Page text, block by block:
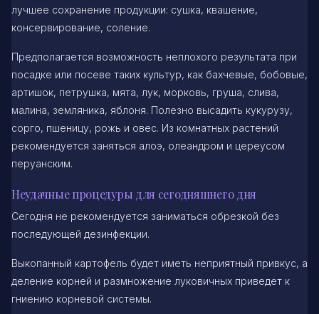
лучшее сохранение продукции: сушка, квашение,
консервирование, соление.
Предполагается возможность неплохого результата при
посадке или посеве таких культур, как бахчевые, бобовые,
артишок, петрушка, мята, лук, морковь, груша, слива,
малина, земляника, яблоня. Полезно высадить кукурузу,
сорго, пшеницу, рожь и овес. Из комнатных растений
рекомендуется заняться алоэ, олеандром и цереусом
перуанским.
Неудачные процедуры для сегодняшнего дня
Сегодня не рекомендуется заниматься обрезкой без
последующей дезинфекции.
Выкопанный картофель будет иметь неприятный привкус, а
деление корней и размножение луковичных приведет к
гниению корневой системы.